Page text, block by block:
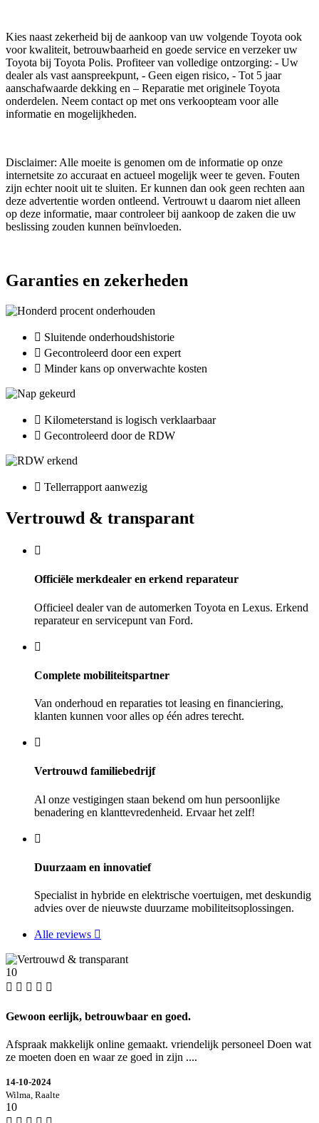
Kies naast zekerheid bij de aankoop van uw volgende Toyota ook
voor kwaliteit, betrouwbaarheid en goede service en verzeker uw
Toyota bij Toyota Polis. Profiteer van volledige ontzorging: - Uw
dealer als vast aanspreekpunt, - Geen eigen risico, - Tot 5 jaar
aanschafwaarde dekking en – Reparatie met originele Toyota
onderdelen. Neem contact op met ons verkoopteam voor alle
informatie en mogelijkheden.
Disclaimer: Alle moeite is genomen om de informatie op onze
internetsite zo accuraat en actueel mogelijk weer te geven. Fouten
zijn echter nooit uit te sluiten. Er kunnen dan ook geen rechten aan
deze advertentie worden ontleend. Vertrouwt u daarom niet alleen
op deze informatie, maar controleer bij aankoop de zaken die uw
beslissing zouden kunnen beïnvloeden.
Garanties en zekerheden
Sluitende onderhoudshistorie
Gecontroleerd door een expert
Minder kans op onverwachte kosten
Kilometerstand is logisch verklaarbaar
Gecontroleerd door de RDW
Tellerrapport aanwezig
Vertrouwd & transparant
Officiële merkdealer en erkend reparateur
Officieel dealer van de automerken Toyota en Lexus. Erkend
reparateur en servicepunt van Ford.
Complete mobiliteitspartner
Van onderhoud en reparaties tot leasing en financiering,
klanten kunnen voor alles op één adres terecht.
Vertrouwd familiebedrijf
Al onze vestigingen staan bekend om hun persoonlijke
benadering en klanttevredenheid. Ervaar het zelf!
Duurzaam en innovatief
Specialist in hybride en elektrische voertuigen, met deskundig
advies over de nieuwste duurzame mobiliteitsoplossingen.
Alle reviews
10
Gewoon eerlijk, betrouwbaar en goed.
Afspraak makkelijk online gemaakt. vriendelijk personeel Doen wat
ze moeten doen en waar ze goed in zijn ....
14-10-2024
Wilma, Raalte
10